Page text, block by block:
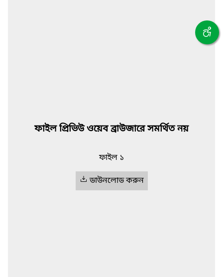
ফাইল প্রিভিউ ওয়েব ব্রাউজারে সমর্থিত নয়
ফাইল ১
ডাউনলোড করুন